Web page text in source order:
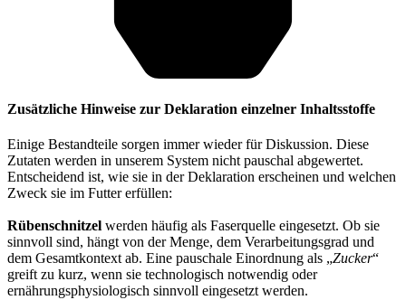
Zusätzliche Hinweise zur Deklaration einzelner Inhaltsstoffe
Einige Bestandteile sorgen immer wieder für Diskussion. Diese
Zutaten werden in unserem System nicht pauschal abgewertet.
Entscheidend ist, wie sie in der Deklaration erscheinen und welchen
Zweck sie im Futter erfüllen:
Rübenschnitzel werden häufig als Faserquelle eingesetzt. Ob sie
sinnvoll sind, hängt von der Menge, dem Verarbeitungsgrad und
dem Gesamtkontext ab. Eine pauschale Einordnung als „Zucker“
greift zu kurz, wenn sie technologisch notwendig oder
ernährungsphysiologisch sinnvoll eingesetzt werden.